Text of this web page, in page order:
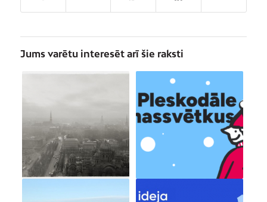
Jums varētu interesēt arī šie raksti